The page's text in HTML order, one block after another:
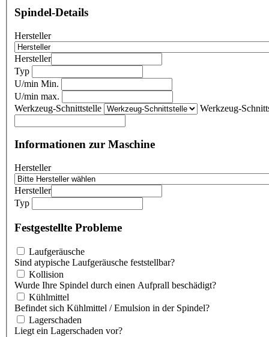
Spindel-Details
Hersteller
Hersteller
Typ
U/min Min.
U/min max.
Werkzeug-Schnittstelle
Werkzeug-
Informationen zur Maschine
Hersteller
Hersteller
Typ
Festgestellte Probleme
Laufgeräusche
Sind atypische Laufgeräusche feststellbar?
Kollision
Wurde Ihre Spindel durch einen Aufprall beschädigt?
Kühlmittel
Befindet sich Kühlmittel / Emulsion in der Spindel?
Lagerschaden
Liegt ein Lagerschaden vor?